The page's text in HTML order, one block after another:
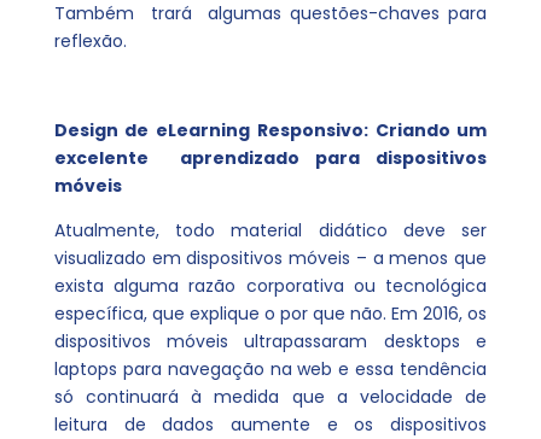
Também trará algumas questões-chaves para
reflexão.
Design de eLearning Responsivo: Criando um
excelente aprendizado para dispositivos
móveis
Atualmente, todo material didático deve ser
visualizado em dispositivos móveis – a menos que
exista alguma razão corporativa ou tecnológica
específica, que explique o por que não. Em 2016, os
dispositivos móveis ultrapassaram desktops e
laptops para navegação na web e essa tendência
só continuará à medida que a velocidade de
leitura de dados aumente e os dispositivos